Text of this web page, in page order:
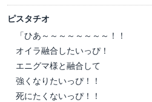
ピスタチオ
「ひあ～～～～～～～～！！
オイラ融合したいっぴ！
エニグマ様と融合して
強くなりたいっぴ！！
死にたくないっぴ！！